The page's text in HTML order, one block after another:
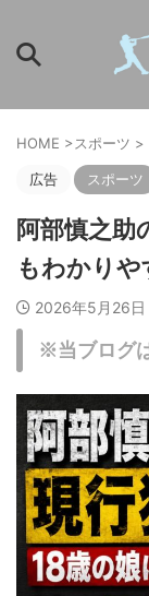
HOME >スポーツ >
広告 スポーツ
阿部慎之助
もわかりや
2026年5月26日
※当ブログ